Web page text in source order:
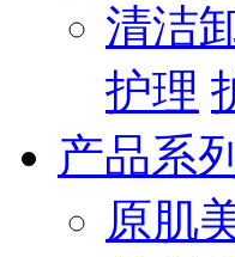
清洁
护理
产品系列
原肌